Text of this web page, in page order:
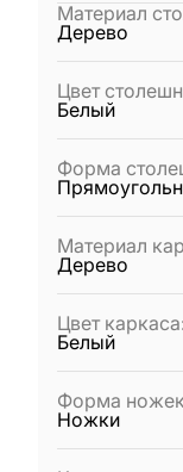
Материал
Дерево
Цвет
Белый
Форма
Материал
Дерево
Цвет каркаса:
Белый
Форма ножек
Ножки